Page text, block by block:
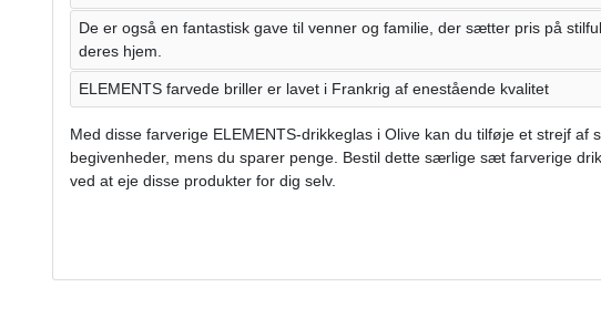
De er også en fantastisk gave til venner og familie, der sætter pris på
deres hjem.
ELEMENTS farvede briller er lavet i Frankrig af enestående kvalitet
Med disse farverige ELEMENTS-drikkeglas i Olive kan du tilføje et strejf af
begivenheder, mens du sparer penge. Bestil dette særlige sæt farverige
ved at eje disse produkter for dig selv.